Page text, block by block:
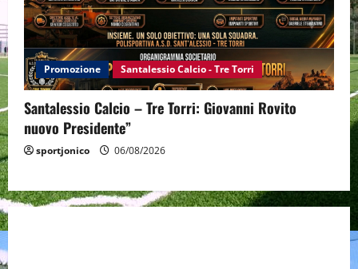
Promozione Santalessio Calcio - Tre Torri
Santalessio Calcio – Tre Torri: Giovanni Rovito
nuovo Presidente”
sportjonico 06/08/2026